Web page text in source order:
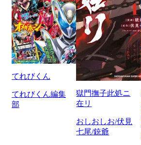
てれびくん
てれびくん編集
部
獄門撫子此処ニ
在リ
おしおしお/伏見
七尾/銃爺